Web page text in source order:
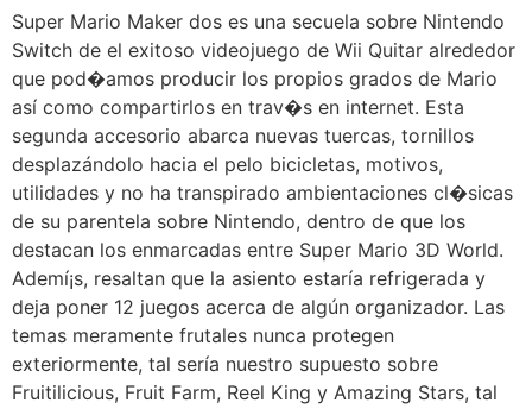
Super Mario Maker dos es una secuela sobre Nintendo
Switch de el exitoso videojuego de Wii Quitar alrededor
que pod�amos producir los propios grados de Mario
así­ como compartirlos en trav�s en internet. Esta
segunda accesorio abarca nuevas tuercas, tornillos
desplazándolo hacia el pelo bicicletas, motivos,
utilidades y no ha transpirado ambientaciones cl�sicas
de su parentela sobre Nintendo, dentro de que los
destacan los enmarcadas entre Super Mario 3D World.
Ademí¡s, resaltan que la asiento estaría refrigerada y
deja poner 12 juegos acerca de algún organizador. Las
temas meramente frutales nunca protegen
exteriormente, tal serí­a nuestro supuesto sobre
Fruitilicious, Fruit Farm, Reel King y Amazing Stars, tal